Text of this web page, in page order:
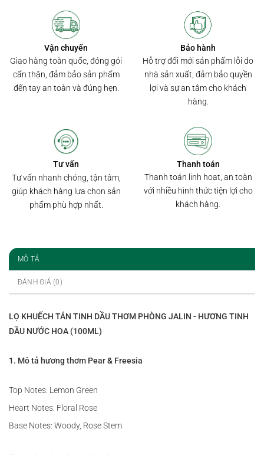
Vận chuyển
Giao hàng toàn quốc, đóng gói
cẩn thận, đảm bảo sản phẩm
đến tay an toàn và đúng hẹn.
Bảo hành
Hỗ trợ đổi mới sản phẩm lỗi do
nhà sản xuất, đảm bảo quyền
lợi và sự an tâm cho khách
hàng.
Tư vấn
Tư vấn nhanh chóng, tận tâm,
giúp khách hàng lựa chọn sản
phẩm phù hợp nhất.
Thanh toán
Thanh toán linh hoạt, an toàn
với nhiều hình thức tiện lợi cho
khách hàng.
MÔ TẢ
ĐÁNH GIÁ (0)
LỌ KHUẾCH TÁN TINH DẦU THƠM PHÒNG JALIN - HƯƠNG TINH
DẦU NƯỚC HOA (100ML)
1. Mô tả hương thơm Pear & Freesia
Top Notes: Lemon Green
Heart Notes: Floral Rose
Base Notes: Woody, Rose Stem